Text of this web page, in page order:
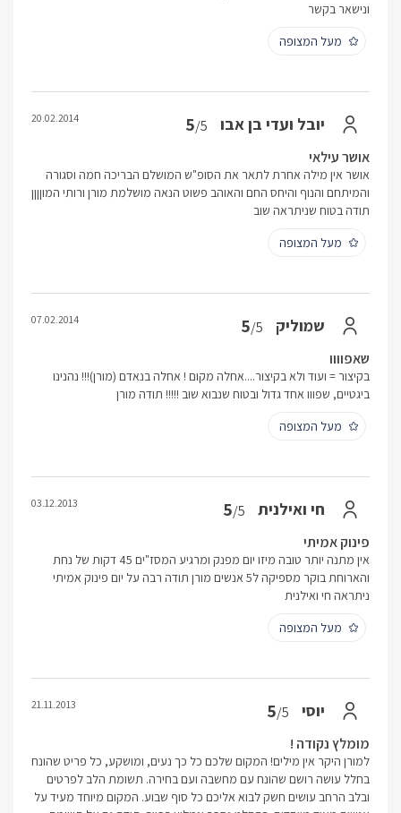
ונישאר בקשר
מעל המצופה
יובל ועדי בן אבו 5/5
20.02.2014
אושר עילאי
אושר אין מילה אחרת לתאר את הסופ"ש המושלם הבריכה חמה וסגורה
והמיתחם והנוף והיחס החם והאוהב פשוט הנאה מושלמת מורן ורותי המוןןןן
תודה בטוח שניתראה שוב
מעל המצופה
שמוליק 5/5
07.02.2014
שאפוווו
בקיצור = ועוד ולא בקיצור....אחלה מקום ! אחלה בנאדם (מורן)!!! נהנינו
ביגטיים, שפווו אחד גדול ובטוח שנבוא שוב !!!!! תודה מורן
מעל המצופה
חי ואילנית 5/5
03.12.2013
פינוק אמיתי
אין מתנה יותר טובה מיזו יום מפנק ומרגיע המסז"ים 45 דקות של נחת
והארוחת בוקר מספיקה ל5 אנשים מורן תודה רבה על יום פינוק אמיתי
ניתראה חי ואילנית
מעל המצופה
יוסי 5/5
21.11.2013
מומלץ נקודה !
למורן היקר אין מילים! המקום שלכם כל כך נעים, ומושקע, כל פריט שהונח
בחלל עושה רושם שהונח עם מחשבה ועם בחירה. תשומת הלב לפרטים
ובלב הרחב עושים חשק לבוא אליכם כל סוף שבוע. המקום מיוחד מעיד על